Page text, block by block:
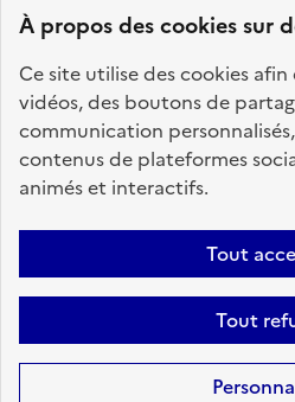
À propos des cookies sur
Ce site utilise des cookies
vidéos, des boutons de
communication
contenus de plateformes
animés et interactifs.
Tout
Tout
info.gouv.fr
service-
legifrance.gouv.fr
Gestion des
Paramètres d'affichage
les contenus de ce site sont proposés